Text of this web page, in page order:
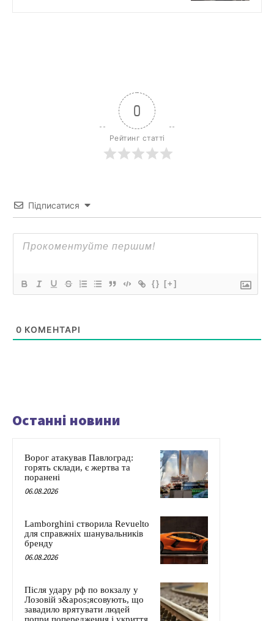
0
Рейтинг статті
Підписатися
{} [+]
0 КОМЕНТАРІ
Останні новини
Ворог атакував Павлоград:
горять склади, є жертва та
поранені
06.08.2026
Lamborghini створила Revuelto
для справжніх шанувальників
бренду
06.08.2026
Після удару рф по вокзалу у
Лозовій з&apos;ясовують, що
завадило врятувати людей